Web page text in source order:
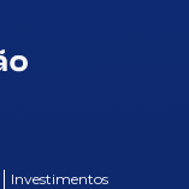
Investimentos